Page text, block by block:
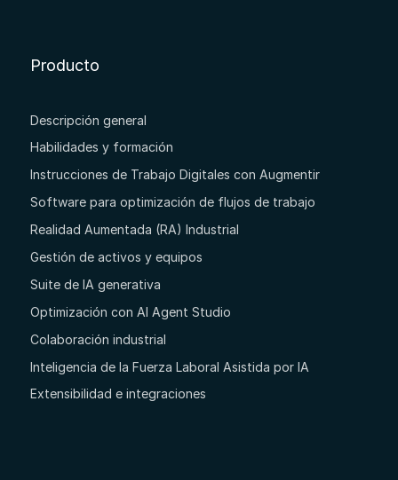
Producto
Descripción general
Habilidades y formación
Instrucciones de Trabajo Digitales con Augmentir
Software para optimización de flujos de trabajo
Realidad Aumentada (RA) Industrial
Gestión de activos y equipos
Suite de IA generativa
Optimización con AI Agent Studio
Colaboración industrial
Inteligencia de la Fuerza Laboral Asistida por IA
Extensibilidad e integraciones